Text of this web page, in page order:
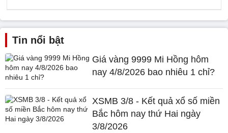
Tin nổi bật
Giá vàng 9999 Mi Hồng hôm
nay 4/8/2026 bao nhiêu 1 chỉ?
XSMB 3/8 - Kết quả xổ số miền
Bắc hôm nay thứ Hai ngày
3/8/2026